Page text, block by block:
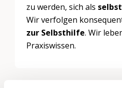
zu werden, sich als
Wir verfolgen
zur Selbsthilfe. Wir
Praxiswissen.